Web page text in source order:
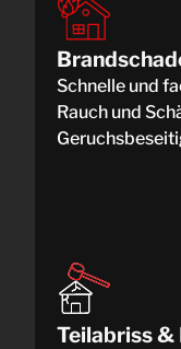
Schnelle und
Rauch und
Teilabriss